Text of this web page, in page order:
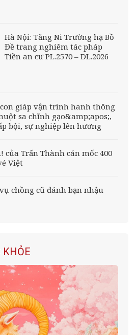
Hà Nội: Tăng Ni Trường hạ Bồ
Đề trang nghiêm tác pháp
Tiền an cư PL.2570 – DL.2026
con giáp vận trình hanh thông
sa chĩnh gạo&amp;apos;,
bội, sự nghiệp lên hương
của Trấn Thành cán mốc 400
Việt
chồng cũ đánh bạn nhậu